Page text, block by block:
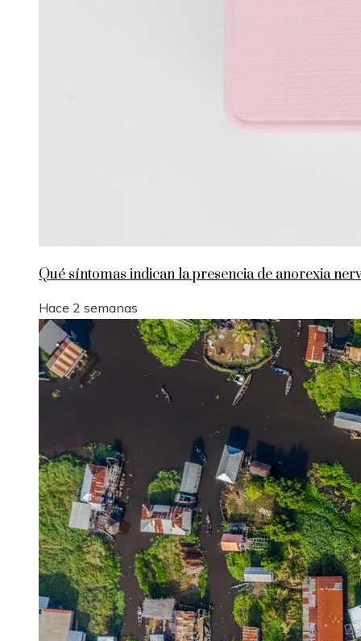
Qué síntomas indican la presencia de anorexia
Hace 2 semanas